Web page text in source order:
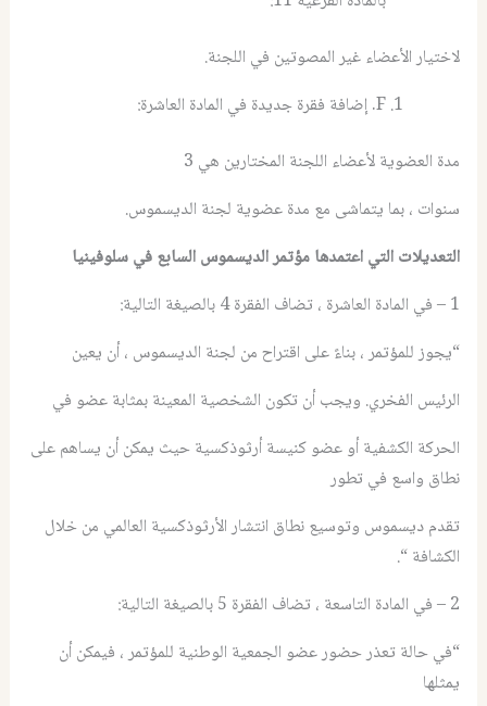
لاختيار الأعضاء غير المصوتين في اللجنة.
F. إضافة فقرة جديدة في المادة العاشرة:
مدة العضوية لأعضاء اللجنة المختارين هي 3
سنوات ، بما يتماشى مع مدة عضوية لجنة الديسموس.
التعديلات التي اعتمدها مؤتمرالديسموسالسابع في سلوفينيا
1 – في المادة العاشرة ، تضاف الفقرة 4 بالصيغة التالية:
“يجوز للمؤتمر ، بناءً على اقتراح من لجنة الديسموس ، أن يعين
الرئيس الفخري. ويجب أن تكون الشخصية المعينة بمثابة عضو في
الحركة الكشفية أو عضو كنيسة أرثوذكسية حيث يمكن أن يساهم على
نطاق واسع في تطور
تقدم ديسموس وتوسيع نطاق انتشار الأرثوذكسية العالمي من خلال
الكشافة “.
2 – في المادة التاسعة ، تضاف الفقرة 5 بالصيغة التالية:
“في حالة تعذر حضور عضو الجمعية الوطنية للمؤتمر ، فيمكن أن
يمثلها